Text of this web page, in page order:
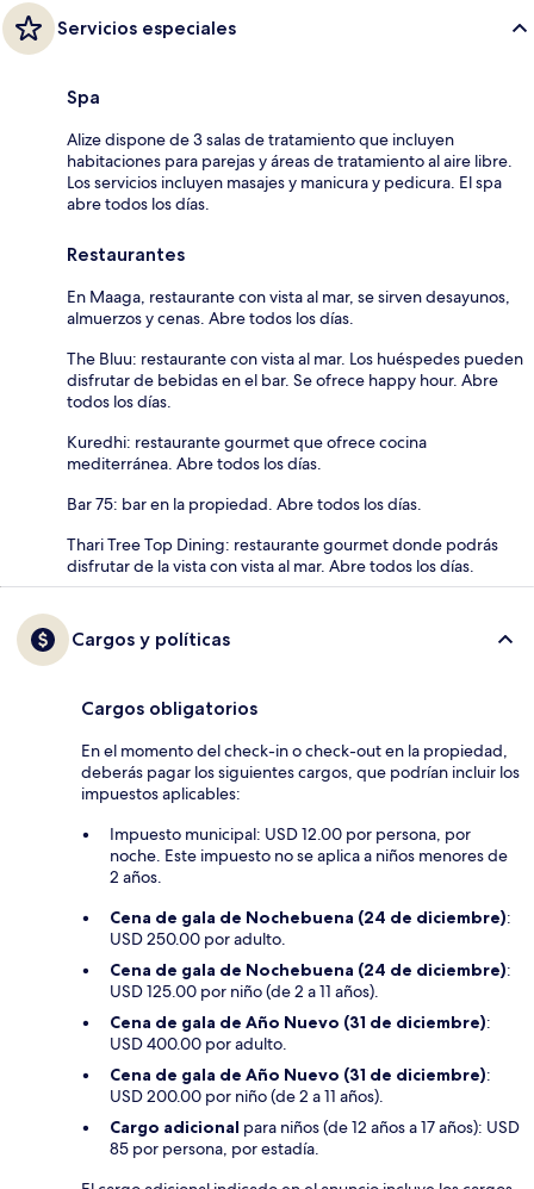
Servicios especiales
Spa
Alize dispone de 3 salas de tratamiento que incluyen
habitaciones para parejas y áreas de tratamiento al aire libre.
Los servicios incluyen masajes y manicura y pedicura. El spa
abre todos los días.
Restaurantes
En Maaga, restaurante con vista al mar, se sirven desayunos,
almuerzos y cenas. Abre todos los días.
The Bluu: restaurante con vista al mar. Los huéspedes pueden
disfrutar de bebidas en el bar. Se ofrece happy hour. Abre
todos los días.
Kuredhi: restaurante gourmet que ofrece cocina
mediterránea. Abre todos los días.
Bar 75: bar en la propiedad. Abre todos los días.
Thari Tree Top Dining: restaurante gourmet donde podrás
disfrutar de la vista con vista al mar. Abre todos los días.
Cargos y políticas
Cargos obligatorios
En el momento del check-in o check-out en la propiedad,
deberás pagar los siguientes cargos, que podrían incluir los
impuestos aplicables:
Impuesto municipal: USD 12.00 por persona, por
noche. Este impuesto no se aplica a niños menores de
2 años.
Cena de gala de Nochebuena (24 de diciembre):
USD 250.00 por adulto.
Cena de gala de Nochebuena (24 de diciembre):
USD 125.00 por niño (de 2 a 11 años).
Cena de gala de Año Nuevo (31 de diciembre):
USD 400.00 por adulto.
Cena de gala de Año Nuevo (31 de diciembre):
USD 200.00 por niño (de 2 a 11 años).
Cargo adicional para niños (de 12 años a 17 años): USD
85 por persona, por estadía.